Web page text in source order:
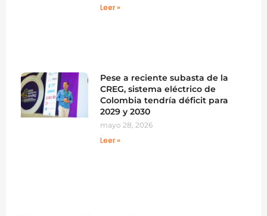
Leer »
Pese a reciente subasta de la
CREG, sistema eléctrico de
Colombia tendría déficit para
2029 y 2030
mayo 28, 2026
Leer »